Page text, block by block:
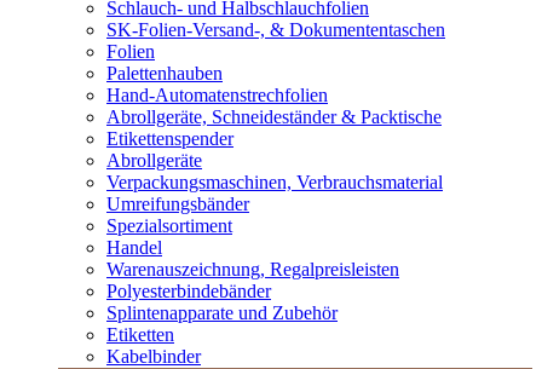
Schlauch- und Halbschlauchfolien
SK-Folien-Versand-, & Dokumententaschen
Folien
Palettenhauben
Hand-Automatenstrechfolien
Abrollgeräte, Schneideständer & Packtische
Etikettenspender
Abrollgeräte
Verpackungsmaschinen, Verbrauchsmaterial
Umreifungsbänder
Spezialsortiment
Handel
Warenauszeichnung, Regalpreisleisten
Polyesterbindebänder
Splintenapparate und Zubehör
Etiketten
Kabelbinder